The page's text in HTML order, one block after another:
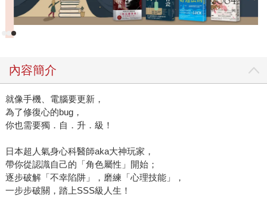
內容簡介
就像手機、電腦要更新，
為了修復心的bug，
你也需要獨．自．升．級！
日本超人氣身心科醫師aka大神玩家，
帶你從認識自己的「角色屬性」開始；
逐步破解「不幸陷阱」，磨練「心理技能」，
一步步破關，踏上SSS級人生！